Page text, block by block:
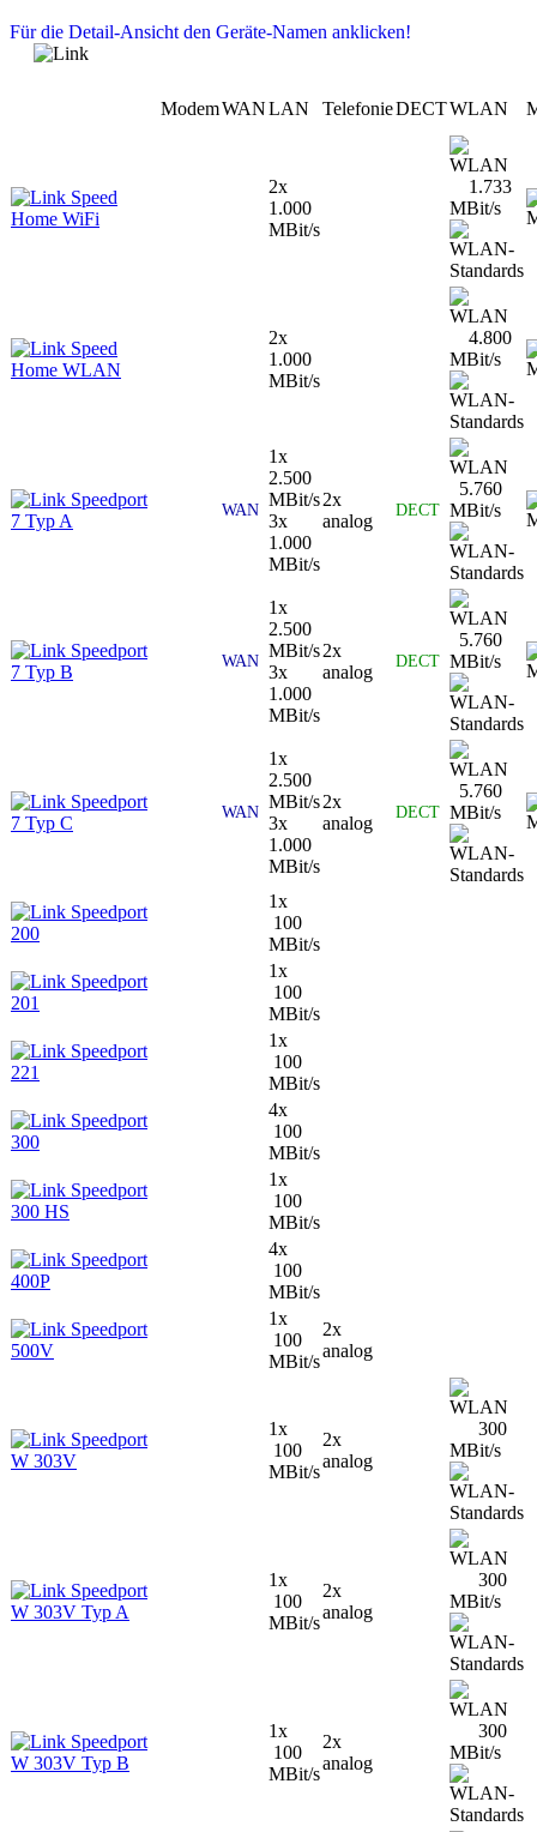
Für die Detail-Ansicht den Geräte-Namen anklicken!
ModemWANLAN TelefonieDECTWLAN
Speed
Home WiFi
2x
1.000
MBit/s
1.733
MBit/s
Speed
Home WLAN
2x
1.000
MBit/s
4.800
MBit/s
Speedport
7 Typ A
WAN
1x
2.500
MBit/s
3x
1.000
MBit/s
2x
analog
DECT
5.760
MBit/s
Speedport
7 Typ B
WAN
1x
2.500
MBit/s
3x
1.000
MBit/s
2x
analog
DECT
5.760
MBit/s
Speedport
7 Typ C
WAN
1x
2.500
MBit/s
3x
1.000
MBit/s
2x
analog
DECT
5.760
MBit/s
Speedport
200
1x
100
MBit/s
Speedport
201
1x
100
MBit/s
Speedport
221
1x
100
MBit/s
Speedport
300
4x
100
MBit/s
Speedport
300 HS
1x
100
MBit/s
Speedport
400P
4x
100
MBit/s
Speedport
500V
1x
100
MBit/s
2x
analog
Speedport
W 303V
1x
100
MBit/s
2x
analog
300
MBit/s
Speedport
W 303V Typ A
1x
100
MBit/s
2x
analog
300
MBit/s
Speedport
W 303V Typ B
1x
100
MBit/s
2x
analog
300
MBit/s